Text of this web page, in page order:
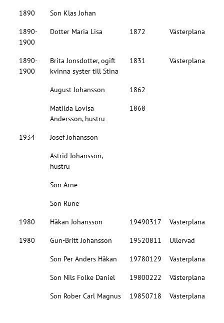
1890 Son Klas Johan
1890-
1900
Dotter Maria Lisa 1872 Västerplana
1890-
1900
Brita Jonsdotter, ogift
kvinna syster till Stina
1831 Västerplana
August Johansson 1862
Matilda Lovisa
Andersson, hustru
1868
1934 Josef Johansson
Astrid Johansson,
hustru
Son Arne
Son Rune
1980 Håkan Johansson 19490317 Västerplana
1980 Gun-Britt Johansson 19520811 Ullervad
Son Per Anders Håkan 19780129 Västerplana
Son Nils Folke Daniel 19800222 Västerplana
Son Rober Carl Magnus 19850718 Västerplana